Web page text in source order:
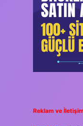
Reklam ve